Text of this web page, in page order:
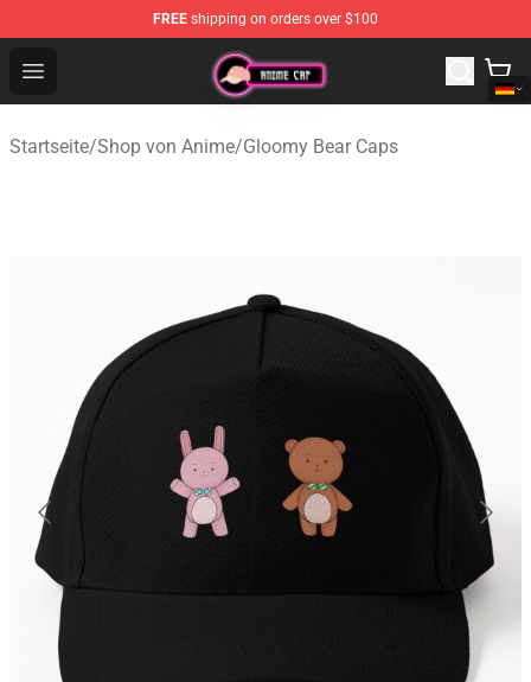
FREE shipping on orders over $100
Open menu
Anime Cap Shop - The Best Store of Anime Cap
Startseite/Shop von Anime/Gloomy Bear Caps